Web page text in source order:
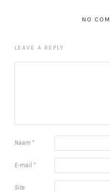
NO
LEAVE A REPLY
Naam *
E-mail *
Site